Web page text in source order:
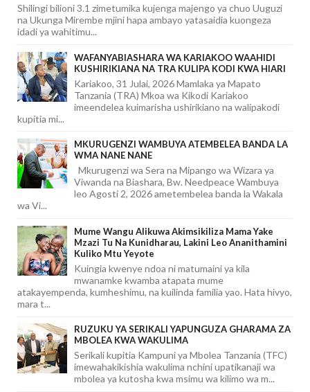
Shilingi bilioni 3.1 zimetumika kujenga majengo ya chuo Uuguzi
na Ukunga Mirembe mjini hapa ambayo yatasaidia kuongeza
idadi ya wahitimu...
WAFANYABIASHARA WA KARIAKOO WAAHIDI
KUSHIRIKIANA NA TRA KULIPA KODI KWA HIARI
Kariakoo, 31 Julai, 2026 Mamlaka ya Mapato
Tanzania (TRA) Mkoa wa Kikodi Kariakoo
imeendelea kuimarisha ushirikiano na walipakodi
kupitia mi...
MKURUGENZI WAMBUYA ATEMBELEA BANDA LA
WMA NANE NANE
Mkurugenzi wa Sera na Mipango wa Wizara ya
Viwanda na Biashara, Bw. Needpeace Wambuya
leo Agosti 2, 2026 ametembelea banda la Wakala
wa Vi...
Mume Wangu Alikuwa Akimsikiliza Mama Yake
Mzazi Tu Na Kunidharau, Lakini Leo Ananithamini
Kuliko Mtu Yeyote
Kuingia kwenye ndoa ni matumaini ya kila
mwanamke kwamba atapata mume
atakayempenda, kumheshimu, na kuilinda familia yao. Hata hivyo,
mara t...
RUZUKU YA SERIKALI YAPUNGUZA GHARAMA ZA
MBOLEA KWA WAKULIMA
Serikali kupitia Kampuni ya Mbolea Tanzania (TFC)
imewahakikishia wakulima nchini upatikanaji wa
mbolea ya kutosha kwa msimu wa kilimo wa m...